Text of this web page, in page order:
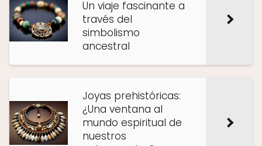
Un viaje fascinante a
través del
simbolismo
ancestral
Joyas prehistóricas:
¿Una ventana al
mundo espiritual de
nuestros